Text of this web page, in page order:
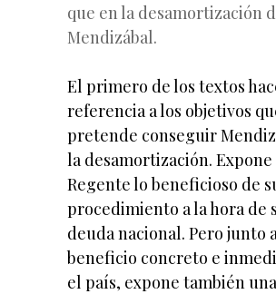
que en la desamortización
Mendizábal.
El primero de los textos
referencia a los objetivos
pretende conseguir
la desamortización. Expone
Regente lo beneficioso de
procedimiento a la hora de
deuda nacional. Pero junto
beneficio concreto e
el país, expone también